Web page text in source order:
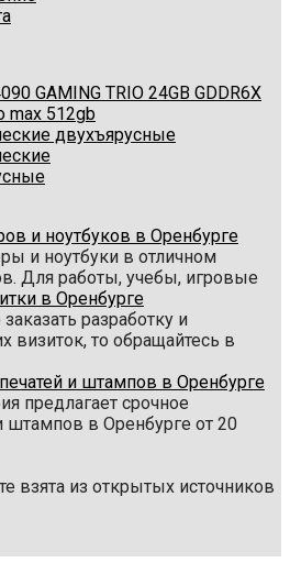
GAMING TRIO 24GB GDDR6X
max 512gb
двухъярусные
и ноутбуков в Оренбурге
и ноутбуки в отличном
Для работы, учебы, игровые
в Оренбурге
разработку и
визиток, то обращайтесь в
и штампов в Оренбурге
предлагает срочное
штампов в Оренбурге от 20
взята из открытых источников